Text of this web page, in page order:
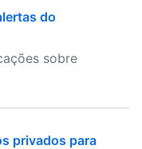
do
sobre
privados para